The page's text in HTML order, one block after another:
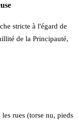
stricte à l'égard de
de la Principauté,
rues (torse nu, pieds